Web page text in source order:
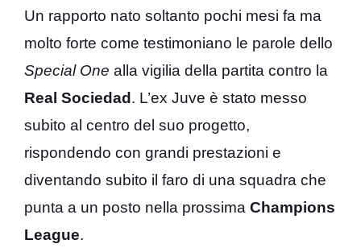
Un rapporto nato soltanto pochi mesi fa ma
molto forte come testimoniano le parole dello
Special One alla vigilia della partita contro la
Real Sociedad. L’ex Juve è stato messo
subito al centro del suo progetto,
rispondendo con grandi prestazioni e
diventando subito il faro di una squadra che
punta a un posto nella prossima Champions
League.